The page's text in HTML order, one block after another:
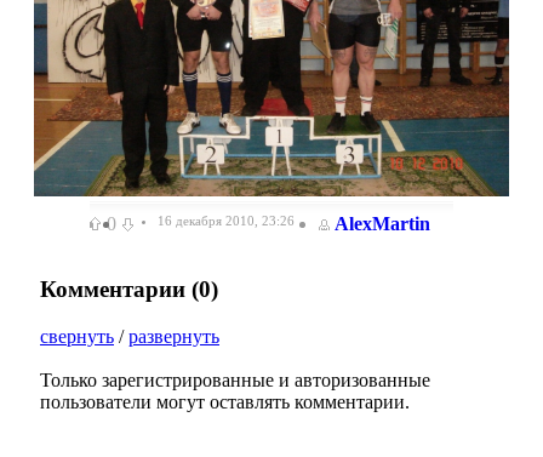
0 16 декабря 2010, 23:26 AlexMartin
Комментарии (0)
свернуть /развернуть
Только зарегистрированные и авторизованные
пользователи могут оставлять комментарии.